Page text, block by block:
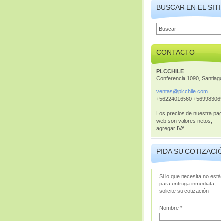
BUSCAR EN EL
CONTACTO
PLCCHILE
Conferencia 1090,
ventas@plcchile. com
+56224016560
Los precios de nuestra
web son valores netos,
agregar IVA.
PIDA SU
Si lo que necesita no está
para entrega inmediata,
solicite su cotización
Nombre *